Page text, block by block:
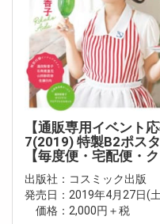
【通販専用イベント
7(2019) 特製B2ポス
【毎度便・宅配便・
出版社：コスミック出版
発売日：2019年4月27日(
価格：2,000円＋税